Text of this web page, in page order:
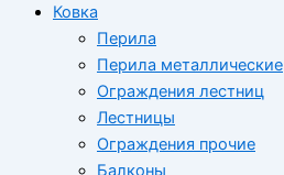
Ковка
Перила
Перила металлические
Ограждения лестниц
Лестницы
Ограждения прочие
Балконы